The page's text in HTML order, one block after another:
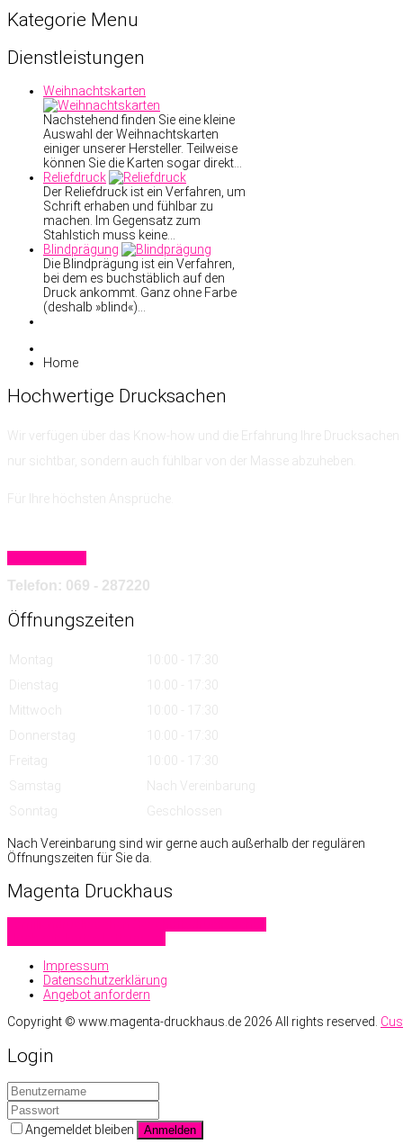
Kategorie Menu
Dienstleistungen
Weihnachtskarten
Nachstehend finden Sie eine kleine
Auswahl der Weihnachtskarten
einiger unserer Hersteller. Teilweise
können Sie die Karten sogar direkt…
Reliefdruck
Der Reliefdruck ist ein Verfahren, um
Schrift erhaben und fühlbar zu
machen. Im Gegensatz zum
Stahlstich muss keine…
Blindprägung
Die Blindprägung ist ein Verfahren,
bei dem es buchstäblich auf den
Druck ankommt. Ganz ohne Farbe
(deshalb »blind«)…
Home
Hochwertige Drucksachen
Wir verfügen über das Know-how und die Erfahrung
Ihre
nur sichtbar, sondern auch fühlbar von der Masse abzuheben.
Für Ihre höchsten Ansprüche.
Telefon: 069 - 287220
Öffnungszeiten
Montag
10:00 - 17:30
Dienstag
10:00 - 17:30
Mittwoch
10:00 - 17:30
Donnerstag
10:00 - 17:30
Freitag
10:00 - 17:30
Samstag
Nach Vereinbarung
Sonntag
Geschlossen
Nach Vereinbarung sind wir gerne auch außerhalb der regulären
Öffnungszeiten für Sie da.
Magenta Druckhaus
Impressum
Datenschutzerklärung
Angebot anfordern
Copyright © www.magenta-druckhaus.de 2026 All rights reserved.
Login
Angemeldet bleiben Anmelden